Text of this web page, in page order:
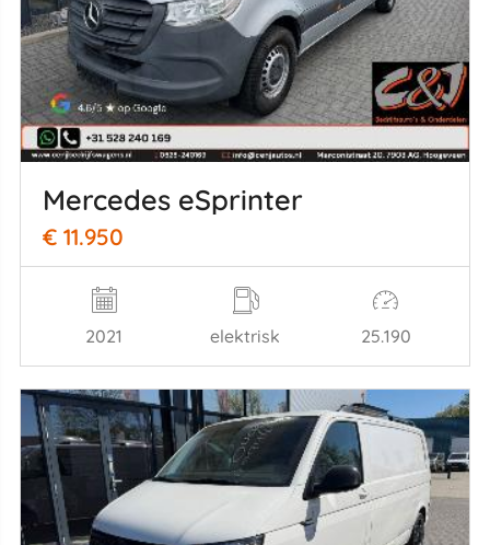
Mercedes eSprinter
€ 11.950
2021 elektrisk 25.190